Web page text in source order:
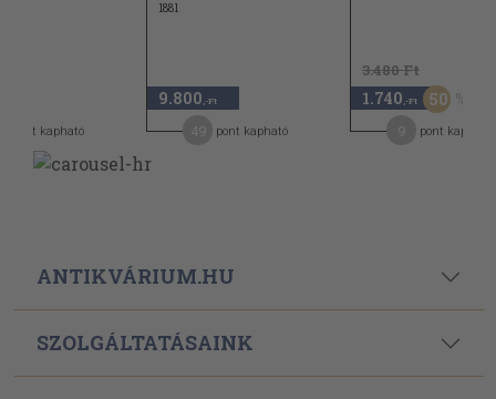
pont kapható
1881
9.800 ,-Ft
pont kapható
3.480 Ft
1.740 ,-Ft 50
pont kapható
ANTIKVÁRIUM.HU
SZOLGÁLTATÁSAINK